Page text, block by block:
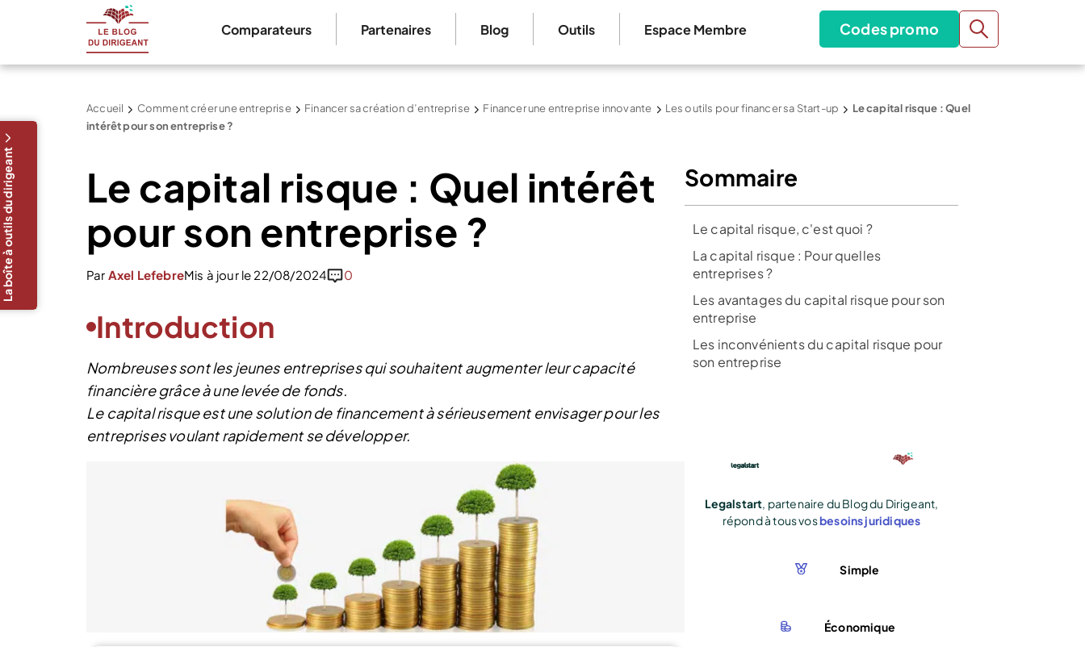
Comparateurs Partenaires Blog Outils Espace Membre Codes promo
Accueil Comment créer une entreprise Financer sa création d’entreprise Financer une entreprise innovante Les outils pour financer sa Start-up
Le capital risque : Quel
intérêt pour son entreprise ?
Le capital risque : Quel intérêt
pour son entreprise ?
Par Axel LefebreMis à jour le 22/08/2024 0
Introduction
Nombreuses sont les jeunes entreprises qui souhaitent augmenter leur capacité
financière grâce à une levée de fonds.
Le capital risque est une solution de financement à sérieusement envisager pour les
entreprises voulant rapidement se développer.
La boîte à outils du dirigeant Sommaire
Le capital risque, c'est quoi ?
La capital risque : Pour quelles
entreprises ?
Les avantages du capital risque pour son
entreprise
Les inconvénients du capital risque pour
son entreprise
Legalstart, partenaire du Blog du Dirigeant,
répond à tous vosbesoins juridiques
Simple
Économique